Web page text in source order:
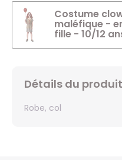
Costume
maléfique -
fille - 10/12
Détails du produit
Robe, col